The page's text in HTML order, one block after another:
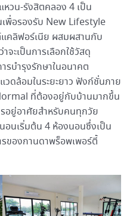
หวน-รังสิตคลอง 4 เป็น
พื่อรองรับ New Lifestyle
คลิฟอร์เนีย ผสมผสานกับ
ะเป็นการเลือกใช้วัสดุ
บำรุงรักษาในอนาคต
ดล้อมในระยะยาว ฟังก์ชั่นภาย
ที่ต้องอยู่กับบ้านมากขึ้น
อยู่อาศัยสำหรับคนทุกวัย
นเริ่มต้น 4 ห้องนอนซึ่งเป็น
ของกานดาพร็อพเพอร์ตี้